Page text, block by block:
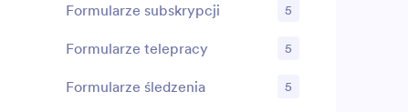
Formularze subskrypcji 5
Formularze telepracy 5
Formularze śledzenia 5